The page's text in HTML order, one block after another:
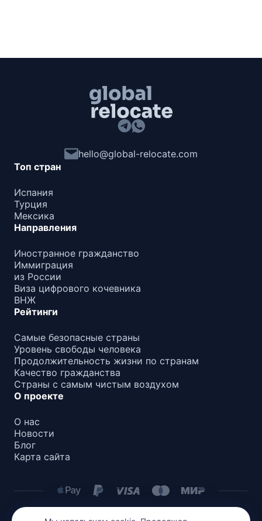
hello@global-relocate.com
Топ стран
Испания
Турция
Мексика
Направления
Иностранное гражданство
Иммиграция
из России
Виза цифрового кочевника
ВНЖ
Рейтинги
Самые безопасные страны
Уровень свободы человека
Продолжительность жизни по странам
Качество гражданства
Страны с самым чистым воздухом
О проекте
О нас
Новости
Блог
Карта сайта